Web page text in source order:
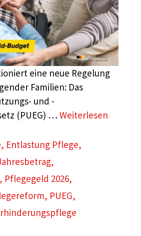
eine neue Regelung
Familien: Das
und -
(PUEG) … Weiterlesen
, Entlastung Pflege,
,
, Pflegegeld 2026,
, PUEG,